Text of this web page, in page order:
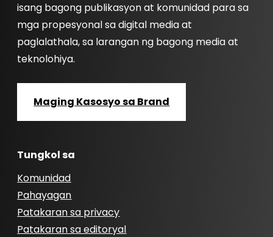
isang bagong publikasyon at komunidad para sa
mga propesyonal sa digital media at
paglalathala, sa larangan ng bagong media at
teknolohiya.
Maging Kasosyo sa Brand
Tungkol sa
Komunidad
Pahayagan
Patakaran sa privacy
Patakaran sa editoryal